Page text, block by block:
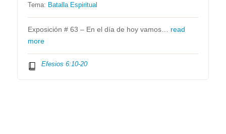
Tema: Batalla Espiritual
Exposición # 63 – En el día de hoy vamos… read
more
Efesios 6:10-20